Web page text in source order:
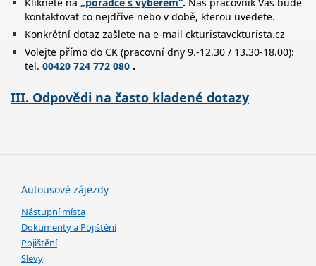
kontaktovat co nejdříve nebo v době, kterou uvedete.
Konkrétní dotaz zašlete na e-mail ckturistavckturista.cz
Volejte přímo do CK (pracovní dny 9.-12.30 / 13.30-18.00):
tel. 00420 724 772 080 .
III. Odpovědi na často kladené dotazy
Autousové zájezdy
Nástupní místa
Dokumenty a Pojištění
Pojištění
Slevy